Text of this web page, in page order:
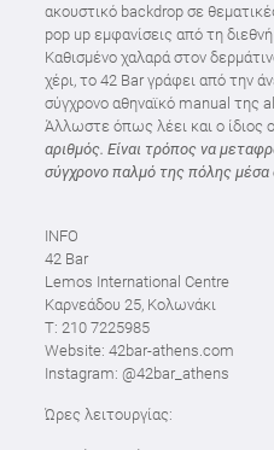
ακουστικό backdrop σε
pop up εμφανίσεις από τη
Καθισμένο χαλαρά στον
χέρι, το 42 Bar γράφει από την
σύγχρονο αθηναϊκό manual της
Άλλωστε όπως λέει και ο ίδιος
αριθμός. Είναι τρόπος να
σύγχρονο παλμό της πόλης μέσα
INFO
42 Βar
Lemos International Centre
Καρνεάδου 25, Κολωνάκι
T: 210 7225985
Website: 42bar-athens.com
Instagram: @42bar_athens
Ώρες λειτουργίας: